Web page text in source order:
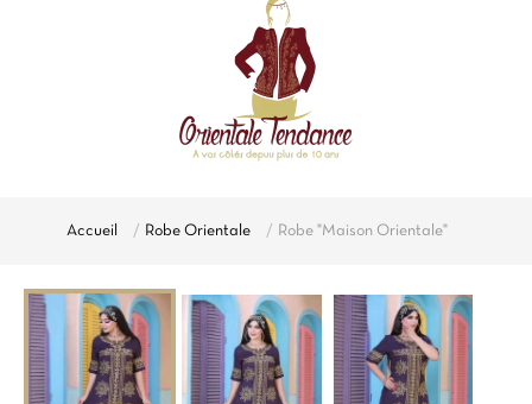
Accueil Robe Orientale Robe "Maison Orientale"